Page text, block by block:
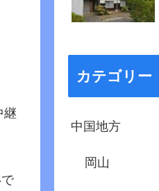
継
カテゴリー
中国地方
岡山